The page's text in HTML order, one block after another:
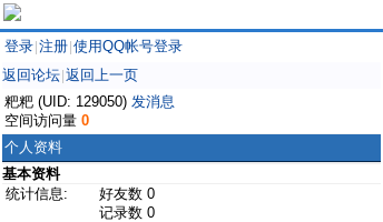
登录 注册 使用QQ帐号登录
返回论坛 返回上一页
粑粑 (UID: 129050) 发消息
空间访问量 0
个人资料
基本资料
统计信息:
好友数 0
记录数 0